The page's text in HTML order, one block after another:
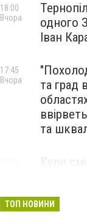
одного
Іван
18:00
Вчора
та град
та
17:45
Вчора
Купи
ТОП НОВИНИ